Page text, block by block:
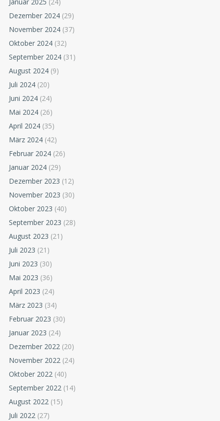
Januar 2025 (24)
Dezember 2024 (29)
November 2024 (37)
Oktober 2024 (32)
September 2024 (31)
August 2024 (9)
Juli 2024 (20)
Juni 2024 (24)
Mai 2024 (26)
April 2024 (35)
März 2024 (42)
Februar 2024 (26)
Januar 2024 (29)
Dezember 2023 (12)
November 2023 (30)
Oktober 2023 (40)
September 2023 (28)
August 2023 (21)
Juli 2023 (21)
Juni 2023 (30)
Mai 2023 (36)
April 2023 (24)
März 2023 (34)
Februar 2023 (30)
Januar 2023 (24)
Dezember 2022 (20)
November 2022 (24)
Oktober 2022 (40)
September 2022 (14)
August 2022 (15)
Juli 2022 (27)